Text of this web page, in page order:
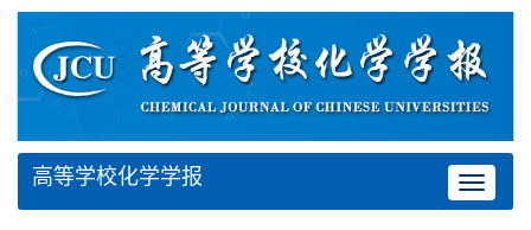
Toggle
高等学校化学学报